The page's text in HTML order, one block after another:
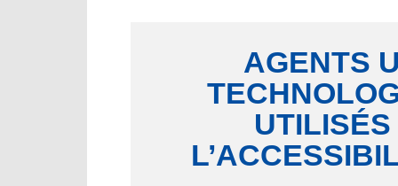
AGENTS